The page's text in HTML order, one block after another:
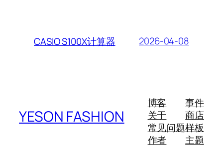
CASIO S100X计算器 2026-04-08
YESON FASHION
博客
关于
常见问题
作者
事件
商店
样板
主题